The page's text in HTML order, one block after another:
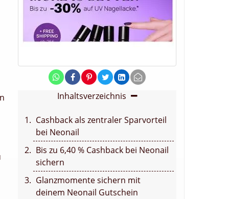
Inhaltsverzeichnis
Cashback als zentraler Sparvorteil
bei Neonail
Bis zu 6,40 % Cashback bei Neonail
sichern
Glanzmomente sichern mit
deinem Neonail Gutschein